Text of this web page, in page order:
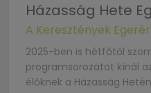
Házasság Hete
A Keresztények
2025-ben is hétfőtől
programsorozatot kínál
élőknek a Házasság